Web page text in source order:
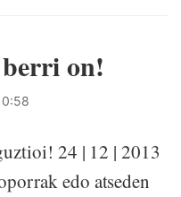
on!
24 | 12 | 2013
edo atseden